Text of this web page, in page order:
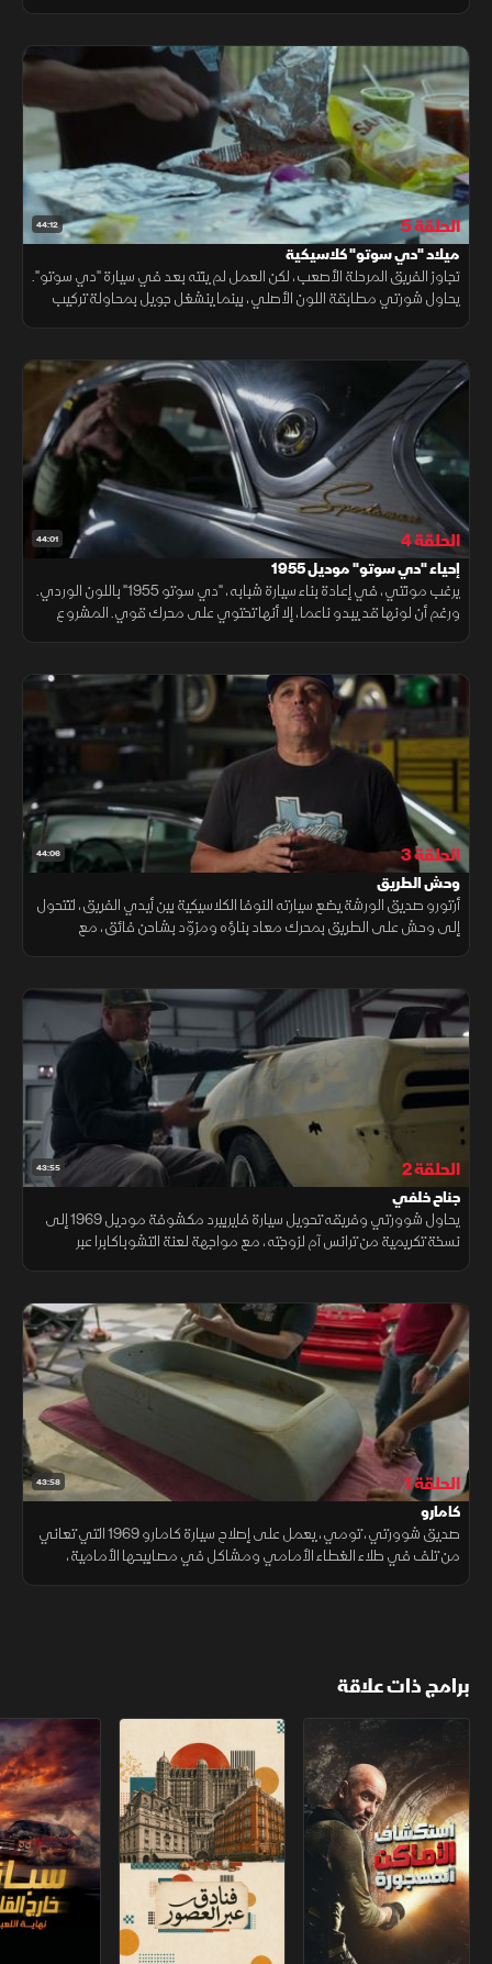
44:12 الحلقة 5
ميلاد "دي سوتو" كلاسيكية
تجاوز الفريق المرحلة الأصعب، لكن العمل لم ينته بعد في سيارة "دي سوتو".
يحاول شورتي مطابقة اللون الأصلي، بينما ينشغل جويل بمحاولة تركيب
44:01 الحلقة 4
إحياء "دي سوتو" موديل 1955
يرغب مونتي، في إعادة بناء سيارة شبابه، "دي سوتو 1955" باللون الوردي.
ورغم أن لونها قد يبدو ناعما، إلا أنها تحتوي على محرك قوي. المشروع
44:06 الحلقة 3
وحش الطريق
أرتورو صديق الورشة يضع سيارته النوفا الكلاسيكية بين أيدي الفريق، لتتحول
إلى وحش على الطريق بمحرك معاد بناؤه ومزوّد بشاحن فائق، مع
43:55 الحلقة 2
جناح خلفي
يحاول شوورتي وفريقه تحويل سيارة فايربيرد مكشوفة موديل 1969 إلى
نسخة تكريمية من ترانس آم لزوجته، مع مواجهة لعنة التشوباكابرا عبر
43:58 الحلقة 1
كامارو
صديق شوورتي، تومي، يعمل على إصلاح سيارة كامارو 1969 التي تعاني
من تلف في طلاء الغطاء الأمامي ومشاكل في مصابيحها الأمامية،
برامج ذات علاقة
استكشاف الأماكن المهجورة فنادق عبر العصور سباق خارج